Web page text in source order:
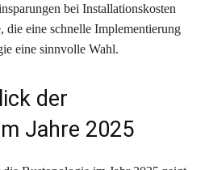
bei Installationskosten
eine schnelle Implementierung
eine sinnvolle Wahl.
der
Jahre 2025